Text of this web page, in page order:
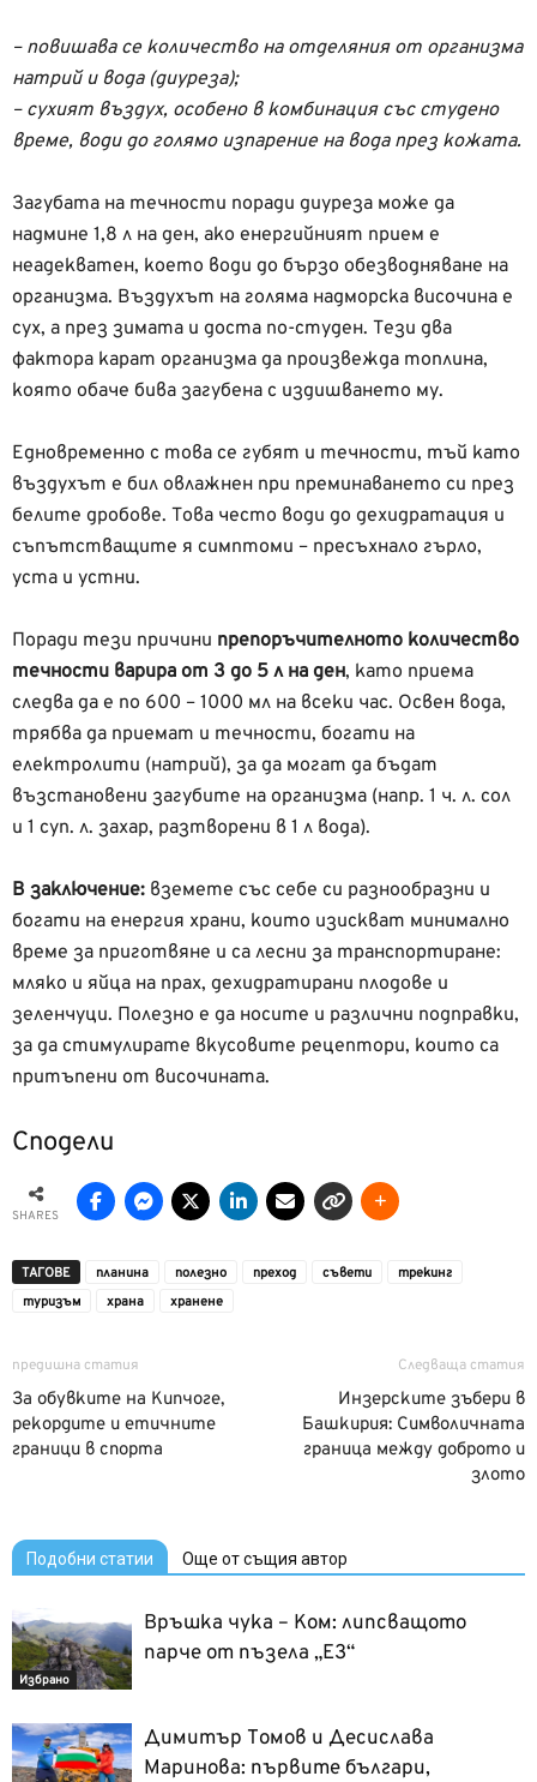
– повишава се количество на отделяния от организма
натрий и вода (диуреза);
– сухият въздух, особено в комбинация със студено
време, води до голямо изпарение на вода през кожата.
Загубата на течности поради диуреза може да
надмине 1,8 л на ден, ако енергийният прием е
неадекватен, което води до бързо обезводняване на
организма. Въздухът на голяма надморска височина е
сух, а през зимата и доста по-студен. Тези два
фактора карат организма да произвежда топлина,
която обаче бива загубена с издишването му.
Едновременно с това се губят и течности, тъй като
въздухът е бил овлажнен при преминаването си през
белите дробове. Това често води до дехидратация и
съпътстващите я симптоми – пресъхнало гърло,
уста и устни.
Поради тези причини препоръчителното количество
течности варира от 3 до 5 л на ден, като приема
следва да е по 600 – 1000 мл на всеки час. Освен вода,
трябва да приемат и течности, богати на
електролити (натрий), за да могат да бъдат
възстановени загубите на организма (напр. 1 ч. л. сол
и 1 суп. л. захар, разтворени в 1 л вода).
В заключение: вземете със себе си разнообразни и
богати на енергия храни, които изискват минимално
време за приготвяне и са лесни за транспортиране:
мляко и яйца на прах, дехидратирани плодове и
зеленчуци. Полезно е да носите и различни подправки,
за да стимулирате вкусовите рецептори, които са
притъпени от височината.
Сподели
SHARES
ТАГОВЕ планина полезно преход съвети
трекинг
туризъм
храна хранене
предишна статия
За обувките на Кипчоге,
рекордите и етичните
граници в спорта
Следваща статия
Инзерските зъбери в
Башкирия: Символичната
граница между доброто и
злото
Подобни статии Още от същия автор
Избрано
Връшка чука – Ком: липсващото
парче от пъзела „Е3“
Димитър Томов и Десислава
Маринова: първите българи,